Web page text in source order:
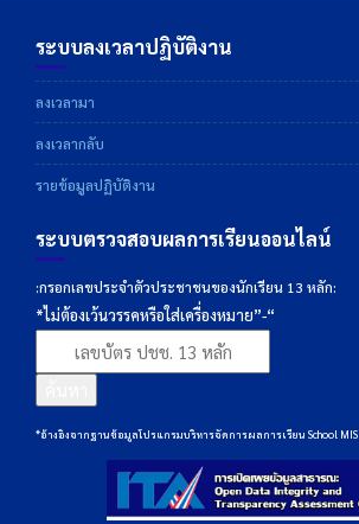
ระบบลงเวลาปฏิบัติงาน
ลงเวลามา
ลงเวลากลับ
รายข้อมูลปฏิบัติงาน
ระบบตรวจสอบผลการเรียนออนไลน์
:กรอกเลขประจำตัวประชาชนของนักเรียน 13 หลัก:
*ไม่ต้องเว้นวรรคหรือใส่เครื่องหมาย”-“
*อ้างอิงจากฐานข้อมูลโปรแกรมบริหารจัดการผลการเรียน School MIS